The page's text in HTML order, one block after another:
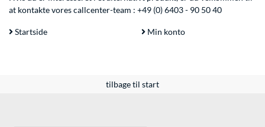
at kontakte vores callcenter-team : +49 (0) 6403 - 90 50 40
Startside Min konto
tilbage til start